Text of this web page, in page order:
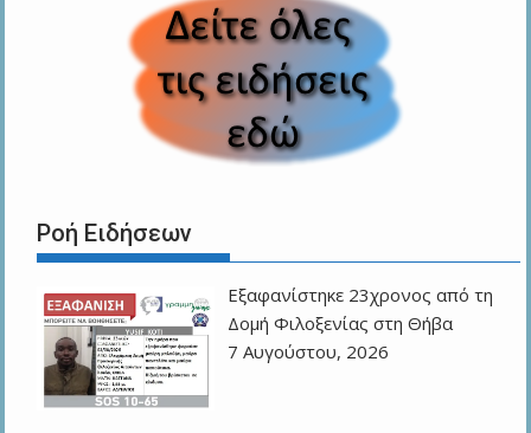
Ροή Ειδήσεων
Εξαφανίστηκε 23χρονος από τη
Δομή Φιλοξενίας στη Θήβα
7 Αυγούστου, 2026